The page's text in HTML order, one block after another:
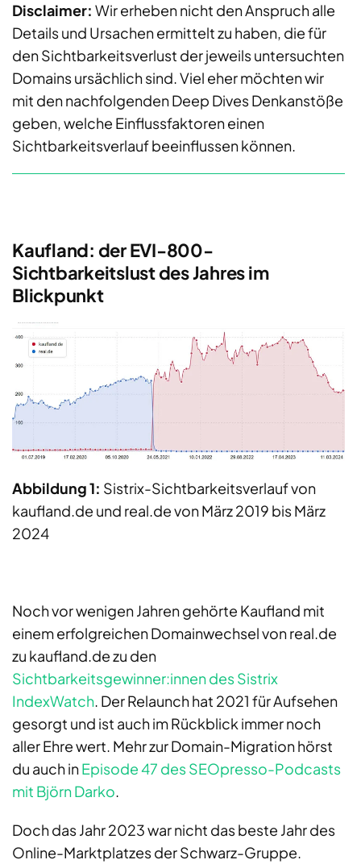
Disclaimer: Wir erheben nicht den Anspruch alle
Details und Ursachen ermittelt zu haben, die für
den Sichtbarkeitsverlust der jeweils untersuchten
Domains ursächlich sind. Viel eher möchten wir
mit den nachfolgenden Deep Dives Denkanstöße
geben, welche Einflussfaktoren einen
Sichtbarkeitsverlauf beeinflussen können.
Kaufland: der EVI-800-
Sichtbarkeitslust des Jahres im
Blickpunkt
Abbildung 1: Sistrix-Sichtbarkeitsverlauf von
kaufland.de und real.de von März 2019 bis März
2024
Noch vor wenigen Jahren gehörte Kaufland mit
einem erfolgreichen Domainwechsel von real.de
zu kaufland.de zu den
Sichtbarkeitsgewinner:innen des Sistrix
IndexWatch. Der Relaunch hat 2021 für Aufsehen
gesorgt und ist auch im Rückblick immer noch
aller Ehre wert. Mehr zur Domain-Migration hörst
du auch inEpisode 47 des SEOpresso-Podcasts
mit Björn Darko.
Doch das Jahr 2023 war nicht das beste Jahr des
Online-Marktplatzes der Schwarz-Gruppe.